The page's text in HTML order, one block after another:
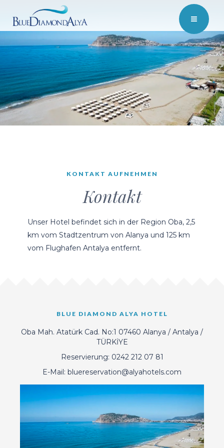
KONTAKT AUFNEHMEN
Kontakt
Unser Hotel befindet sich in der Region Oba, 2,5
km vom Stadtzentrum von Alanya und 125 km
vom Flughafen Antalya entfernt.
BLUE DIAMOND ALYA HOTEL
Oba Mah. Atatürk Cad. No:1 07460 Alanya / Antalya /
TÜRKİYE
Reservierung: 0242 212 07 81
E-Mail: bluereservation@alyahotels.com